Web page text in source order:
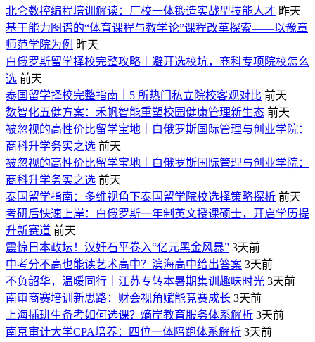
北仑数控编程培训解读：厂校一体锻造实战型技能人才 昨天
基于能力图谱的“体育课程与教学论”课程改革探索——以豫章
师范学院为例 昨天
白俄罗斯留学择校完整攻略｜避开选校坑，商科专项院校怎么
选 前天
泰国留学择校完整指南｜5 所热门私立院校客观对比 前天
数智化五健方案：禾帆智能重塑校园健康管理新生态 前天
被忽视的高性价比留学宝地｜白俄罗斯国际管理与创业学院：
商科升学务实之选 前天
被忽视的高性价比留学宝地｜白俄罗斯国际管理与创业学院：
商科升学务实之选 前天
泰国留学指南：多维视角下泰国留学院校选择策略探析 前天
考研后快速上岸：白俄罗斯一年制英文授课硕士，开启学历提
升新赛道 前天
震惊日本政坛！汉奸石平卷入“亿元黑金风暴” 3天前
中考分不高也能读艺术高中？滨海高中给出答案 3天前
不负韶华，温暖同行｜江苏专转本暑期集训趣味时光 3天前
南审商赛培训新思路：财会视角赋能竞赛成长 3天前
上海插班生备考如何选课？熵岸教育服务体系解析 3天前
南京审计大学CPA培养：四位一体陪跑体系解析 3天前